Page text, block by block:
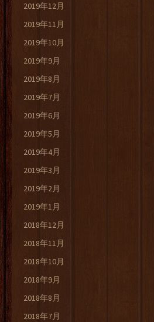
2019年12月
2019年11月
2019年10月
2019年9月
2019年8月
2019年7月
2019年6月
2019年5月
2019年4月
2019年3月
2019年2月
2019年1月
2018年12月
2018年11月
2018年10月
2018年9月
2018年8月
2018年7月